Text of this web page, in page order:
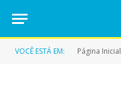
VOCÊ ESTÁ EM: Página Inicial